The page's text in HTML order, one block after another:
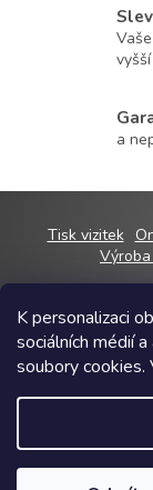
K personalizaci
sociálních médií
soubory cookies.
a
p
Tisk vizitek
Copyright 2026
Grafický návrh